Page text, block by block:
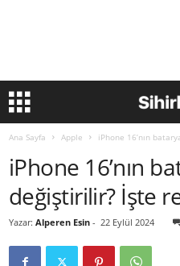
Ana Sayfa Apple iPhone 16’nın
iPhone 16’nın
değiştirilir? İşte
Yazar: Alperen Esin - 22 Eylül 2024